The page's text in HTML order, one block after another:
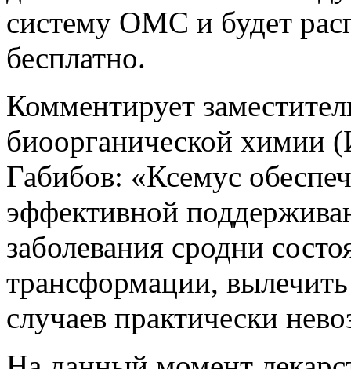
систему ОМС и будет
бесплатно.
Комментирует
биоорганической химии
Габибов: «Ксемус
эффективной
заболевания сродни
трансформации,
случаев практически